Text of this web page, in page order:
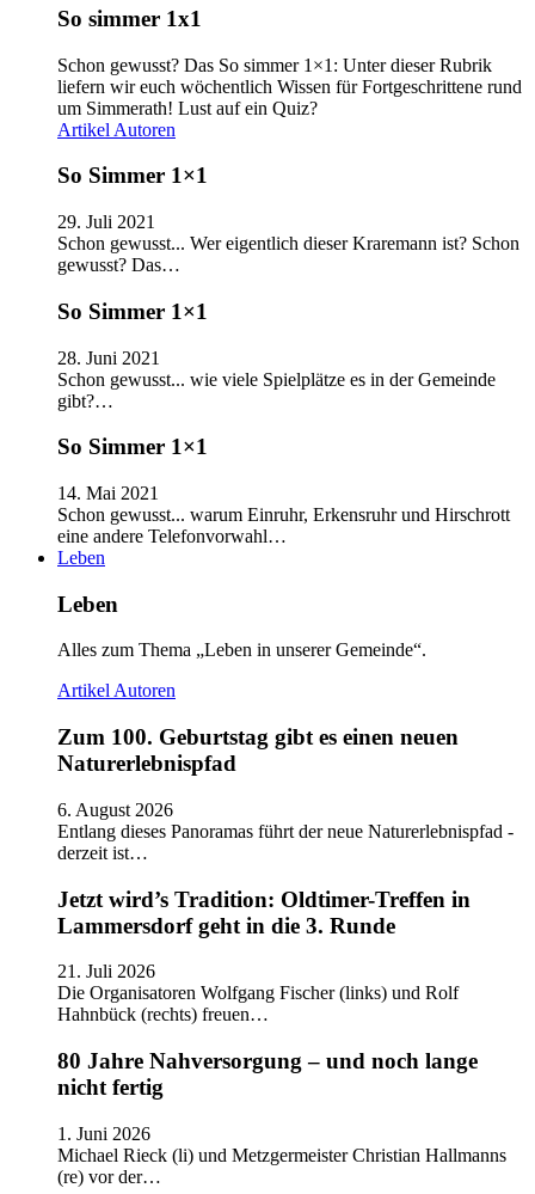
So simmer 1x1
Schon gewusst? Das So simmer 1×1: Unter dieser Rubrik
liefern wir euch wöchentlich Wissen für Fortgeschrittene rund
um Simmerath! Lust auf ein Quiz?
Artikel Autoren
So Simmer 1×1
29. Juli 2021
Schon gewusst... Wer eigentlich dieser Kraremann ist? Schon
gewusst? Das…
So Simmer 1×1
28. Juni 2021
Schon gewusst... wie viele Spielplätze es in der Gemeinde
gibt?…
So Simmer 1×1
14. Mai 2021
Schon gewusst... warum Einruhr, Erkensruhr und Hirschrott
eine andere Telefonvorwahl…
Leben
Leben
Alles zum Thema „Leben in unserer Gemeinde“.
ArtikelAutoren
Zum 100. Geburtstag gibt es einen neuen
Naturerlebnispfad
6. August 2026
Entlang dieses Panoramas führt der neue Naturerlebnispfad -
derzeit ist…
Jetzt wird’s Tradition: Oldtimer-Treffen in
Lammersdorf geht in die 3. Runde
21. Juli 2026
Die Organisatoren Wolfgang Fischer (links) und Rolf
Hahnbück (rechts) freuen…
80 Jahre Nahversorgung – und noch lange
nicht fertig
1. Juni 2026
Michael Rieck (li) und Metzgermeister Christian Hallmanns
(re) vor der…